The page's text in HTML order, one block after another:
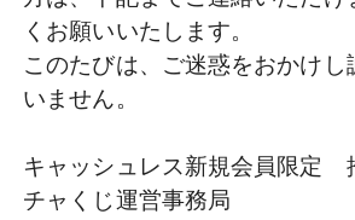
くお願いいたします。
このたびは、ご迷惑をおかけし
いません。
キャッシュレス新規会員限定
チャくじ運営事務局